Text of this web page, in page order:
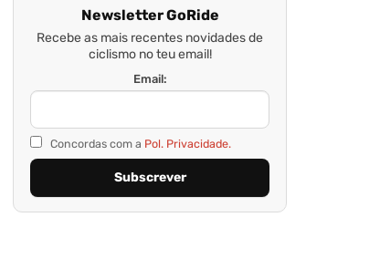
Newsletter GoRide
Recebe as mais recentes novidades de
ciclismo no teu email!
Email:
Concordas com a Pol. Privacidade.